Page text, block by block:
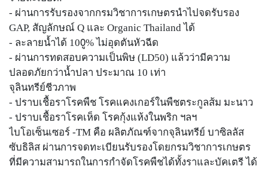
- ผ่านการรับรองจากกรมวิชาการเกษตรนำไปจดรับรอง
GAP, สัญลักษณ์ Q และ Organic Thailand ได้
- ละลายน้ำได้ 100ู% ไม่อุดตันหัวฉีด
- ผ่านการทดสอบความเป็นพิษ (LD50) แล้วว่ามีความ
ปลอดภัยกว่าน้ำปลา ประมาณ 10 เท่า
จุลินทรีย์ชีวภาพ
- ปราบเชื้อราโรคพืช โรคแคงเกอร์ในพืชตระกูลส้ม มะนาว
- ปราบเชื้อราโรคเห็ด โรคกุ้งแห้งในพริก ฯลฯ
ไบโอเซ็นเซอร์ -TM คือ ผลิตภัณฑ์จากจุลินทรีย์ บาซิลลัส
ซับธิลิส ผ่านการจดทะเบียนรับรองโดยกรมวิชาการเกษตร
ที่มีความสามารถในการกำจัดโรคพืชได้ทั้งราและบัคเตรี ได้